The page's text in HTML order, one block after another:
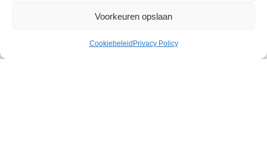
Voorkeuren opslaan
Cookiebeleid Privacy Policy